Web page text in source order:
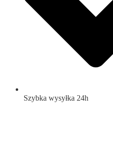
Szybka wysyłka 24h